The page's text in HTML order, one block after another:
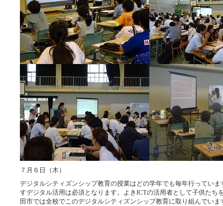
７月６日（木）
デジタルシティズンシップ教育の授業はどの学年でも毎年行っていま
すデジタル活用は必須となります。よきICTの活用者として子供たち
田市では全校でこのデジタルシティズンシップ教育に取り組んでいま